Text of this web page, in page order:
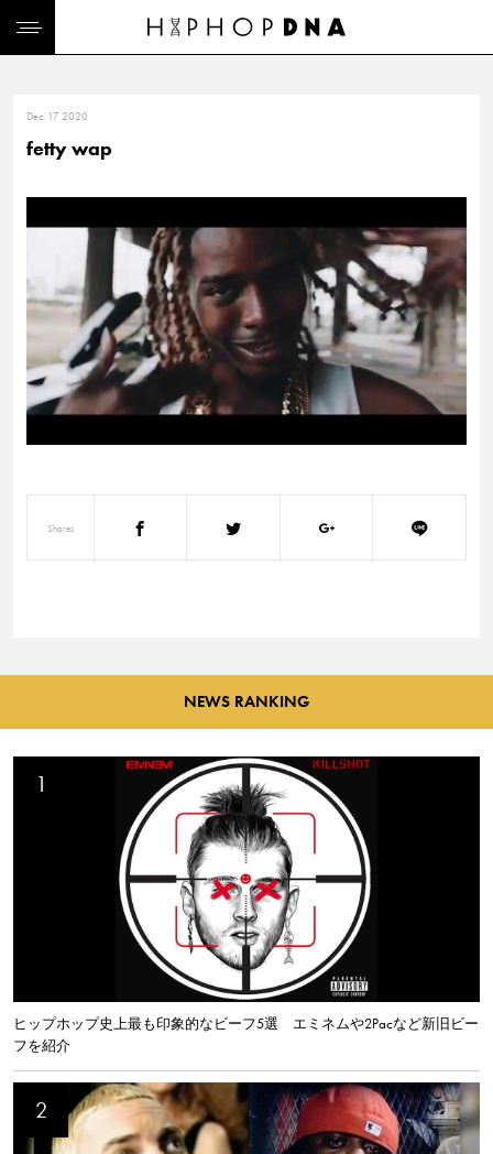
Dec. 17 2020
fetty wap
Shares
NEWS RANKING
ヒップホップ史上最も印象的なビーフ5選 エミネムや2Pacなど新旧ビー
フを紹介